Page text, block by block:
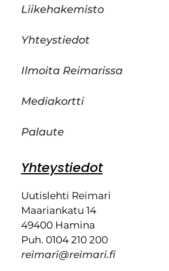
Liikehakemisto
Yhteystiedot
Ilmoita Reimarissa
Mediakortti
Palaute
Yhteystiedot
Uutislehti Reimari
Maariankatu 14
49400 Hamina
Puh. 0104 210 200
reimari@reimari.fi